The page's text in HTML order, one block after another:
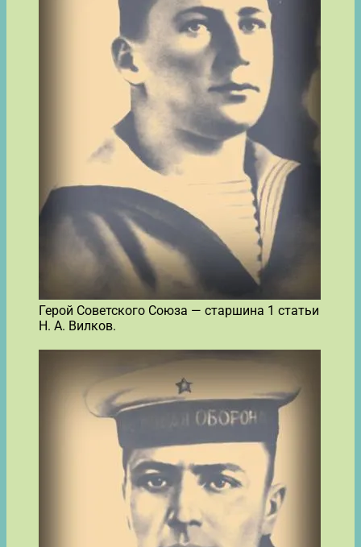
Герой Советского Союза — старшина 1 статьи
Н. А. Вилков.